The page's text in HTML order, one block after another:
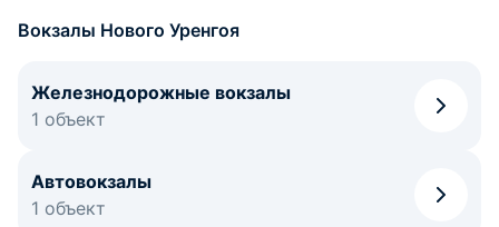
Вокзалы Нового Уренгоя
Железнодорожные вокзалы
1 объект
Автовокзалы
1 объект